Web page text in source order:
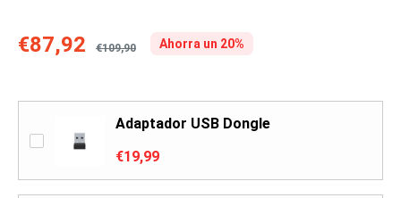
€87,92 €109,90 Ahorra un 20%
Adaptador USB Dongle
€19,99